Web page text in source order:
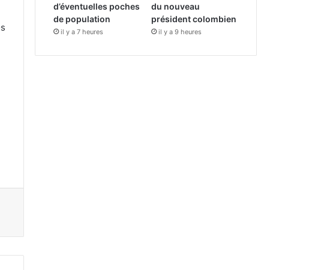
d’éventuelles poches
de population
il y a 7 heures
du nouveau
président colombien
il y a 9 heures